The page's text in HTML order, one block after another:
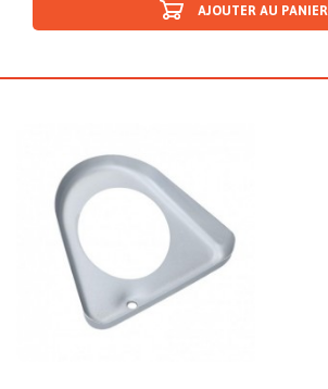
AJOUTER AU PANIER